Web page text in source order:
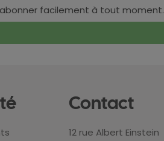
facilement à tout moment.
Contact
12 rue Albert Einstein